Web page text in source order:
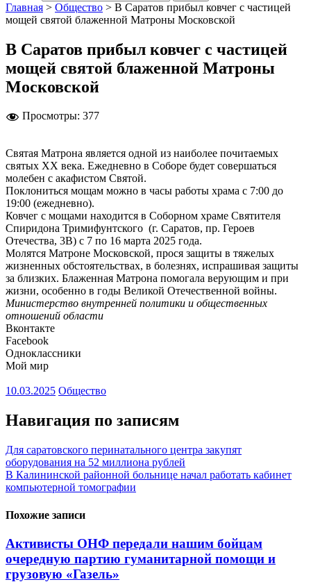
Главная > Общество > В Саратов прибыл ковчег с частицей
мощей святой блаженной Матроны Московской
В Саратов прибыл ковчег с частицей
мощей святой блаженной Матроны
Московской
Просмотры: 377
Святая Матрона является одной из наиболее почитаемых
святых XX века. Ежедневно в Соборе будет совершаться
молебен с акафистом Святой.
Поклониться мощам можно в часы работы храма с 7:00 до
19:00 (ежедневно).
Ковчег с мощами находится в Соборном храме Святителя
Спиридона Тримифунтского (г. Саратов, пр. Героев
Отечества, 3В) с 7 по 16 марта 2025 года.
Молятся Матроне Московской, прося защиты в тяжелых
жизненных обстоятельствах, в болезнях, испрашивая защиты
за близких. Блаженная Матрона помогала верующим и при
жизни, особенно в годы Великой Отечественной войны.
Министерство внутренней политики и общественных
отношений области
Вконтакте
Facebook
Одноклассники
Мой мир
10.03.2025 Общество
Навигация по записям
Для саратовского перинатального центра закупят
оборудования на 52 миллиона рублей
В Калининской районной больнице начал работать кабинет
компьютерной томографии
Похожие записи
Активисты ОНФ передали нашим бойцам
очередную партию гуманитарной помощи и
грузовую «Газель»